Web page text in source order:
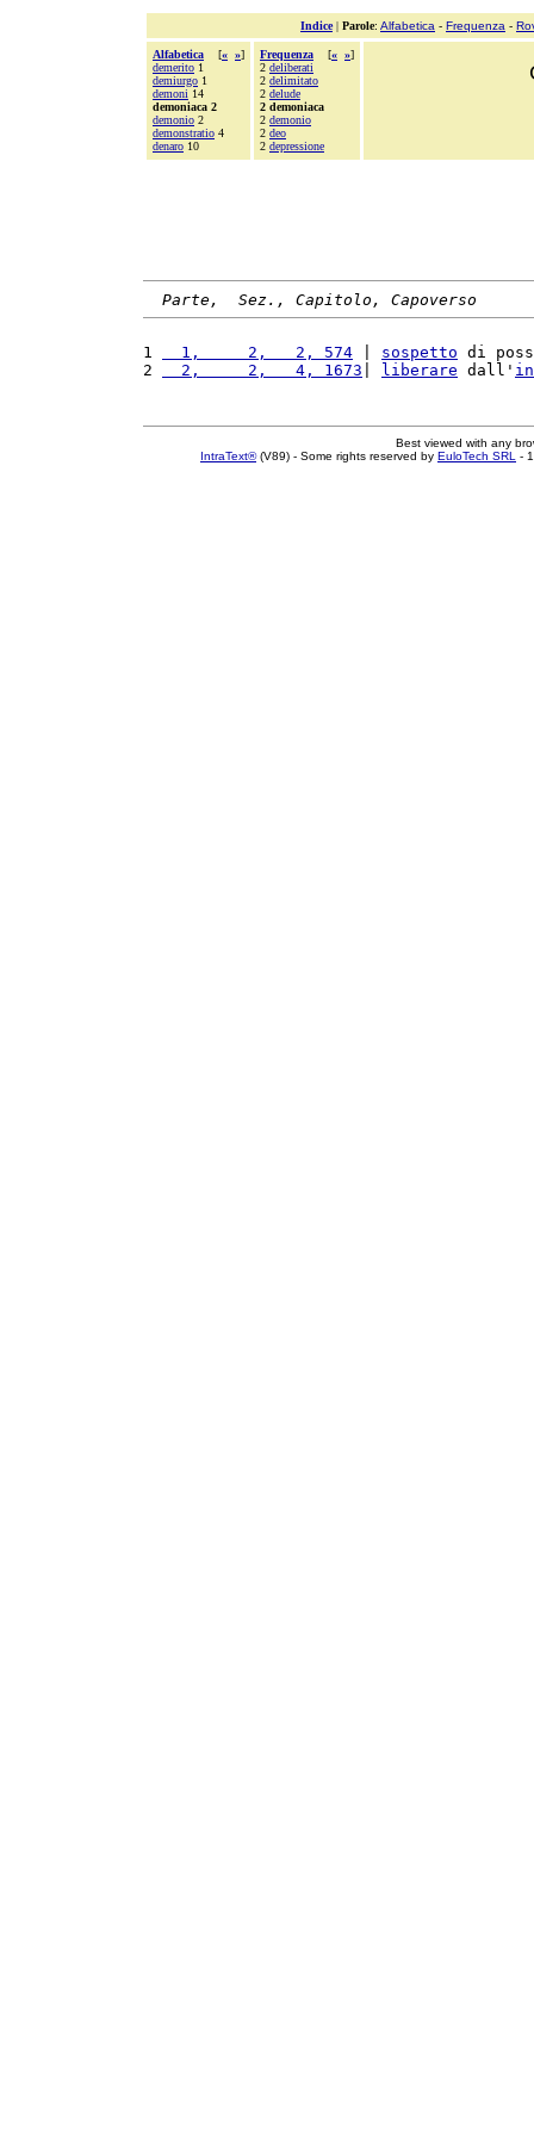
Indice| Parole: Alfabetica - Frequenza -
Alfabetica [« »]
demerito 1
demiurgo 1
demoni 14
demoniaca 2
demonio 2
demonstratio 4
denaro 10
Frequenza [« »]
2 deliberati
2 delimitato
2 delude
2 demoniaca
2 demonio
2 deo
2 depressione
Parte,  Sez., Capitolo, Capoverso
1
  1,     2,   2, 574
sospetto di
2
  2,     2,   4, 1673
liberare dall'
Best viewed with any
IntraText®(V89) - Some rights reserved by EuloTech SRL -